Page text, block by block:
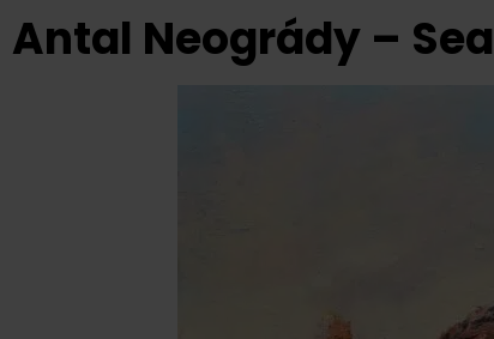
Antal Neogrády –